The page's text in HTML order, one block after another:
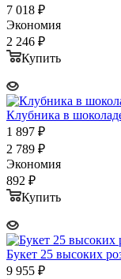
7 018 ₽
Экономия
2 246 ₽
Купить
Клубника в
1 897 ₽
2 789 ₽
Экономия
892 ₽
Купить
Букет 25 высоких
9 955 ₽